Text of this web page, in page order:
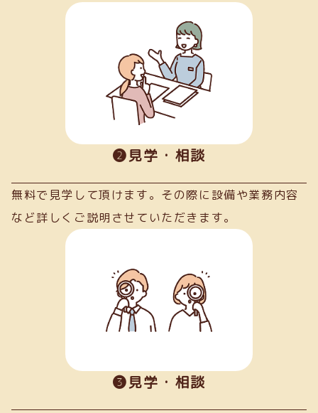
➋見学・相談
無料で見学して頂けます。その際に設備や業務内容
など詳しくご説明させていただきます。
➌見学・相談